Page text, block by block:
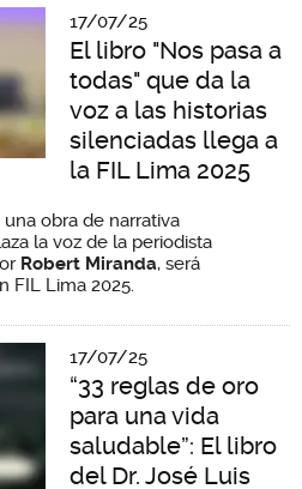
17/07/25
El libro "Nos pasa a
todas" que da la
voz a las historias
silenciadas llega a
la FIL Lima 2025
una obra de narrativa
la voz de la periodista
Robert Miranda, será
FIL Lima 2025.
17/07/25
“33 reglas de oro
para una vida
saludable”: El libro
del Dr. José Luis